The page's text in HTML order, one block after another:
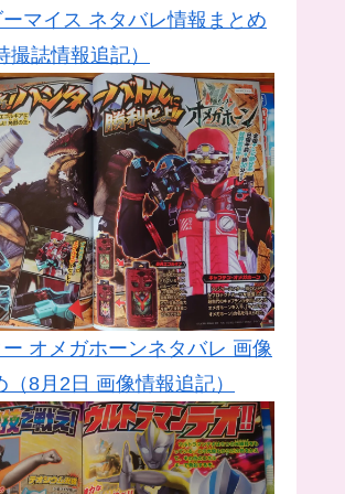
マイス ネタバレ情報まとめ
撮誌情報追記）
オメガホーンネタバレ 画像
8月2日 画像情報追記）